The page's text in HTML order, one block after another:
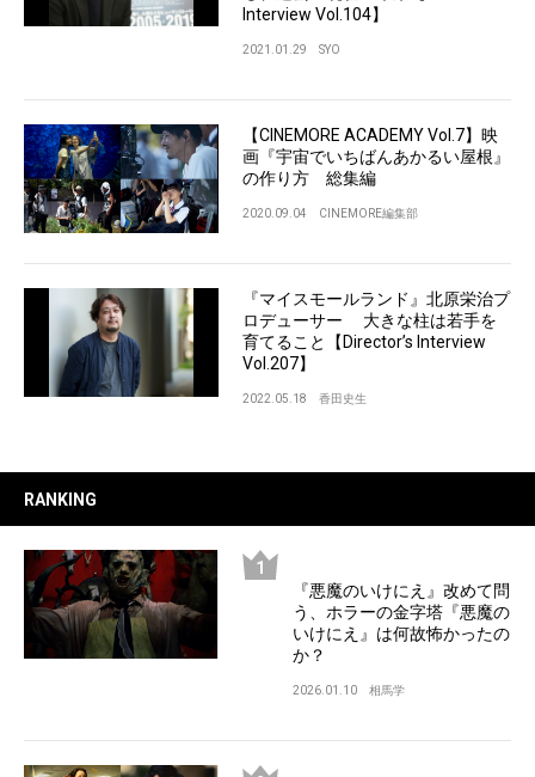
Interview Vol.104】
2021.01.29 SYO
【CINEMORE ACADEMY Vol.7】映
画『宇宙でいちばんあかるい屋根』
の作り方 総集編
2020.09.04 CINEMORE編集部
『マイスモールランド』北原栄治プ
ロデューサー 大きな柱は若手を
育てること【Director’s Interview
Vol.207】
2022.05.18 香田史生
RANKING
『悪魔のいけにえ』改めて問
う、ホラーの金字塔『悪魔の
いけにえ』は何故怖かったの
か？
2026.01.10 相馬学